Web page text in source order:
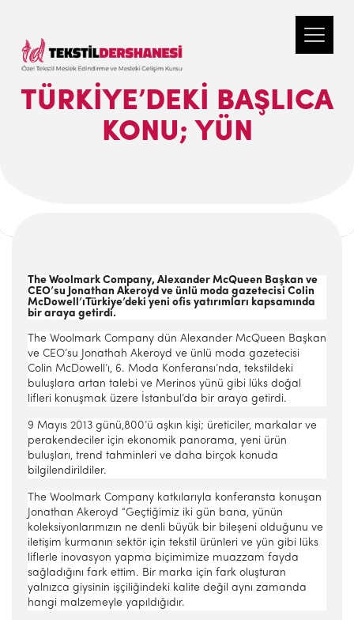
TÜRKIYE’DEKI BAŞLICA
KONU; YÜN
The Woolmark Company, Alexander McQueen Başkan ve
CEO’su Jonathan Akeroyd ve ünlü moda gazetecisi Colin
McDowell’ıTürkiye’deki yeni ofis yatırımları kapsamında
bir araya getirdi.
The Woolmark Company dün Alexander McQueen Başkan
ve CEO’su Jonathah Akeroyd ve ünlü moda gazetecisi
Colin McDowell’ı, 6. Moda Konferansı’nda, tekstildeki
buluşlara artan talebi ve Merinos yünü gibi lüks doğal
lifleri konuşmak üzere İstanbul’da bir araya getirdi.
9 Mayıs 2013 günü,800’ü aşkın kişi; üreticiler, markalar ve
perakendeciler için ekonomik panorama, yeni ürün
buluşları, trend tahminleri ve daha birçok konuda
bilgilendirildiler.
The Woolmark Company katkılarıyla konferansta konuşan
Jonathan Akeroyd “Geçtiğimiz iki gün bana, yünün
koleksiyonlarımızın ne denli büyük bir bileşeni olduğunu ve
iletişim kurmanın sektör için tekstil ürünleri ve yün gibi lüks
liflerle inovasyon yapma biçimimize muazzam fayda
sağladığını fark ettim. Bir marka için fark oluşturan
yalnızca giysinin işçiliğindeki kalite değil aynı zamanda
hangi malzemeyle yapıldığıdır.